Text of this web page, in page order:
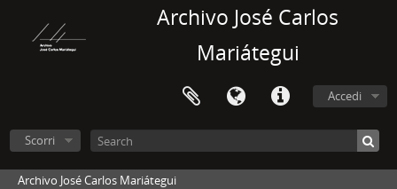
Archivo José Carlos
Mariátegui
Accedi
Scorri
Archivo José Carlos Mariátegui